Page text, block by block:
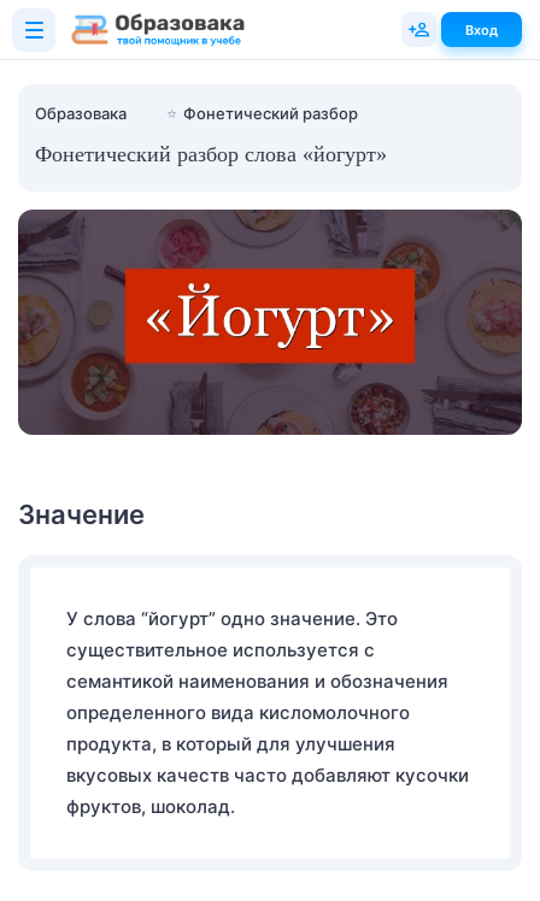
Образовака ⭐ Фонетический разбор
Фонетический разбор слова «йогурт»
Значение
У слова “йогурт” одно значение. Это
существительное используется с
семантикой наименования и обозначения
определенного вида кисломолочного
продукта, в который для улучшения
вкусовых качеств часто добавляют кусочки
фруктов, шоколад.
Вход